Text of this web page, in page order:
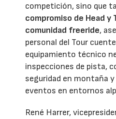
competición, sino que
compromiso de Head y
comunidad freeride,
personal del Tour
equipamiento técnico
inspecciones de pista,
seguridad en montaña
eventos en entornos
René Harrer,